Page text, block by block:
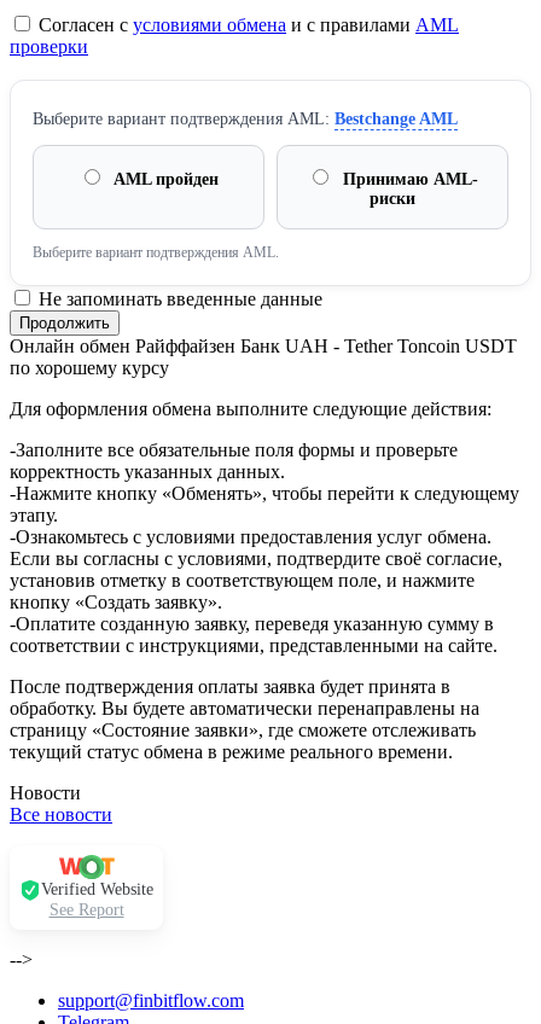
Согласен с условиями обмена и с правилами AML
проверки
Выберите вариант подтверждения AML: Bestchange AML
AML пройден
Принимаю AML-
риски
Выберите вариант подтверждения AML.
Не запоминать введенные данные
Онлайн обмен Райффайзен Банк UAH - Tether Toncoin USDT
по хорошему курсу
Для оформления обмена выполните следующие действия:
-Заполните все обязательные поля формы и проверьте
корректность указанных данных.
-Нажмите кнопку «Обменять», чтобы перейти к следующему
этапу.
-Ознакомьтесь с условиями предоставления услуг обмена.
Если вы согласны с условиями, подтвердите своё согласие,
установив отметку в соответствующем поле, и нажмите
кнопку «Создать заявку».
-Оплатите созданную заявку, переведя указанную сумму в
соответствии с инструкциями, представленными на сайте.
После подтверждения оплаты заявка будет принята в
обработку. Вы будете автоматически перенаправлены на
страницу «Состояние заявки», где сможете отслеживать
текущий статус обмена в режиме реального времени.
Новости
Все новости
Verified Website
See Report
-->
support@finbitflow.com